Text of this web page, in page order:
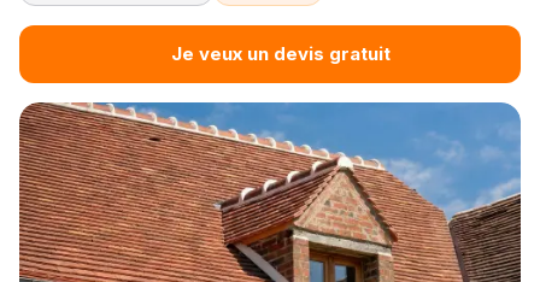
Je veux un devis gratuit